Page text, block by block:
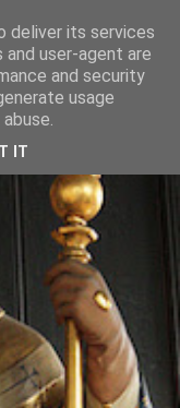
deliver its services
user-agent are
and security
usage
IT